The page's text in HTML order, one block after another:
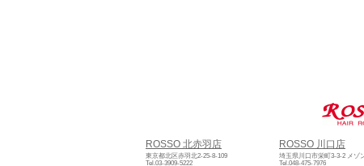
ROSSO 北赤羽店
東京都北区赤羽北2-25-8-109
Tel.03-3909-5222
ROSSO 川口店
埼玉県川口市栄町3-3-2 メゾ
Tel.048-475-7976